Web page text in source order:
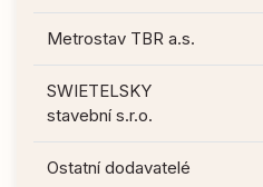
Metrostav TBR a.s.
SWIETELSKY
stavební s.r.o.
Ostatní dodavatelé